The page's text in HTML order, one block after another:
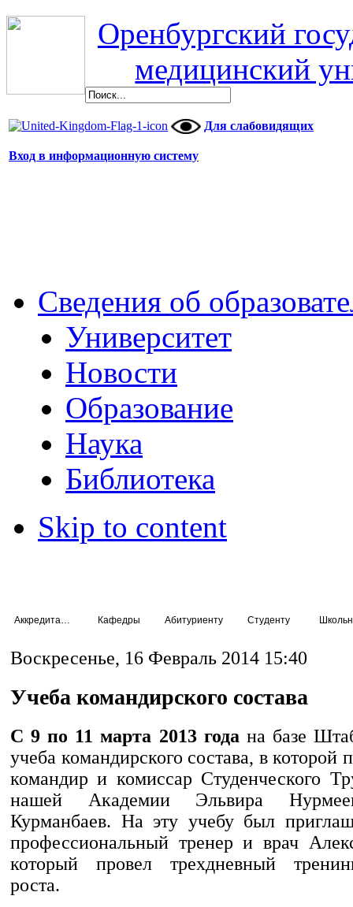
Оренбургский
медицинский
Для слабовидящих
Вход в информационную систему
Сведения об
Университет
Новости
Образование
Наука
Библиотека
Skip to content
Кафедры Абитуриенту Студенту
Воскресенье, 16 Февраль 2014 15:40
Учеба командирского состава
С 9 по 11 марта 2013 года на базе
учеба командирского состава, в которой
командир и комиссар Студенческого
нашей Академии Эльвира
Курманбаев. На эту учебу был
профессиональный тренер и врач
который провел трехдневный
роста.